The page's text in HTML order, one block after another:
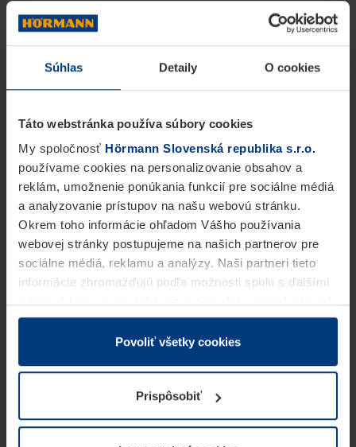
Súhlas Detaily O cookies
Táto webstránka používa súbory cookies
My spoločnosť Hörmann Slovenská republika s.r.o.
používame cookies na personalizovanie obsahov a
reklám, umožnenie ponúkania funkcií pre sociálne médiá
a analyzovanie prístupov na našu webovú stránku.
Okrem toho informácie ohľadom Vášho používania
webovej stránky postupujeme na našich partnerov pre
sociálne médiá, reklamu a analýzy. Naši partneri tieto
informácie zhromažďujú podľa možnosti spolu s ďalšími
v rámci Vášho využívania služieb.
Z právneho hľadiska môžeme cookies ukladať na Vašom
prevádzku tejto stránky. Pre všetky ostatné typy cookie
potrebujeme Vaše povolenie. Vaše povolenie môžete
kedykoľvek zmeniť alebo odvolať vo vysvetlení cookie
Povoliť všetky cookies
Prispôsobiť